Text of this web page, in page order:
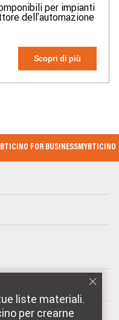
per impianti
dell'automazione
Scopri di più
liste materiali.
per crearne
BTICINO FOR BUSINESSMYBTICINO